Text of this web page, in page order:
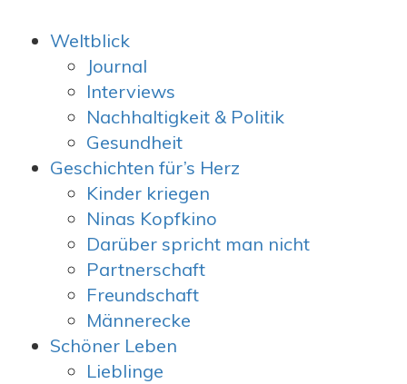
Primary
Weltblick
Journal
Interviews
Nachhaltigkeit & Politik
Gesundheit
Geschichten für’s Herz
Kinder kriegen
Ninas Kopfkino
Darüber spricht man nicht
Partnerschaft
Freundschaft
Männerecke
Schöner Leben
Lieblinge